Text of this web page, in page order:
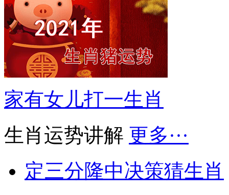
家有女儿打一生肖
生肖运势讲解 更多···
定三分隆中决策猜生肖